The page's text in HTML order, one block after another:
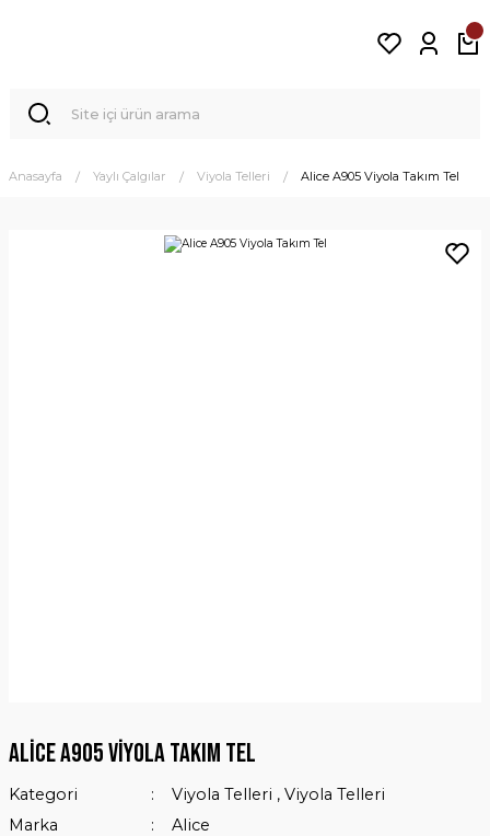
Anasayfa Yaylı Çalgılar Viyola Telleri Alice A905 Viyola Takım Tel
Alice A905 Viyola Takım Tel
Kategori Viyola Telleri , Viyola Telleri
Marka
Alice